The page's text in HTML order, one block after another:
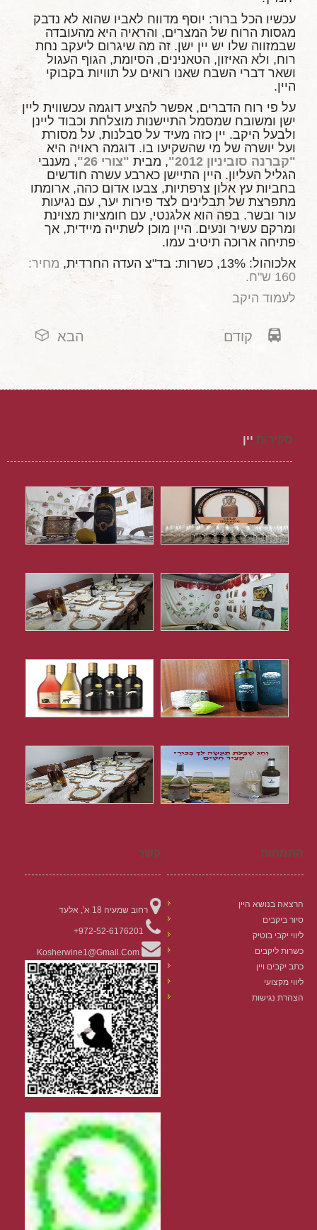
עכשיו הכל ברור: יוסף מדווח לאביו שהוא לא נדבק
מגסות הרוח של המצרים, והראיה היא מהעובדה
שבמזווה שלו יש יין ישן. זה מה שיגרום ליעקב נחת
רוח, ולא האיזון, הטאנינים, הסיומת, הגוף העגול
ושאר דברי השבח שאנו רואים על תוויות בקבוקי
היין.
על פי רוח הדברים, אפשר להציע דוגמה עכשווית ליין
ישן ומשובח שמסמל התיישנות מוצלחת וכבוד ליינן
ולבעל היקב. יין כזה מעיד על סבלנות, על מסורת
ועל יושרה של מי שהשקיעו בו. דוגמה ראויה היא
"קברנה סוביניון 2012"
, מבית "צורי 26"
, מענבי
הגליל העליון. היין התיישן כארבע עשרה חודשים
בחביות עץ אלון צרפתיות, צבעו אדום כהה, ארומתו
מתפרצת של תבלינים לצד פירות יער, עם נגיעות
עור ובשר. בפה הוא אלגנטי, עם חומציות מצוינת
ומרקם עשיר ונעים. היין מוכן לשתייה מיידית, אך
פתיחה ארוכה תיטיב עמו.
אלכוהול: 13%, כשרות: בד"צ העדה החרדית,
מחיר:
160 ש"ח.
לעמוד היקב
קודם הבא
סקירות יין
התמחות
הרצאה בנושא היין
סיור ביקבים
ליווי יקבי בוטיק
כשרות ליקבים
כתב יקבים ויין
ליווי מקצועי
הצהרת נגישות
קשר
רחוב שמעיה 18 א', אלעד
972-52-6176201+
Kosherwine1@gmail.com